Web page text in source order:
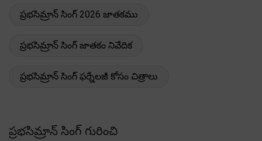
ప్రభసిమ్రాన్ సింగ్ 2026 జాతకము
ప్రభసిమ్రాన్ సింగ్ జాతకం నివేదిక
ప్రభసిమ్రాన్ సింగ్ ఫర్నేలజీ కోసం చిత్రాలు
ప్రభసిమ్రాన్ సింగ్ గురించి